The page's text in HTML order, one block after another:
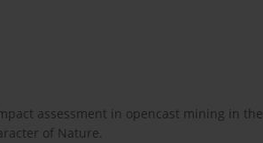
assessment in opencast mining in the
of Nature.